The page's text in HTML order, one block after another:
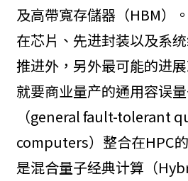
及高帶寬存儲器（HBM）
在芯片、先进封装以及系
推进外，另外最可能的进
就要商业量产的通用容误
（general fault-tolerant
computers）整合在HPC
是混合量子经典计算（